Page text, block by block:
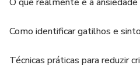
Como identificar gatilhos e
Técnicas práticas para reduzir